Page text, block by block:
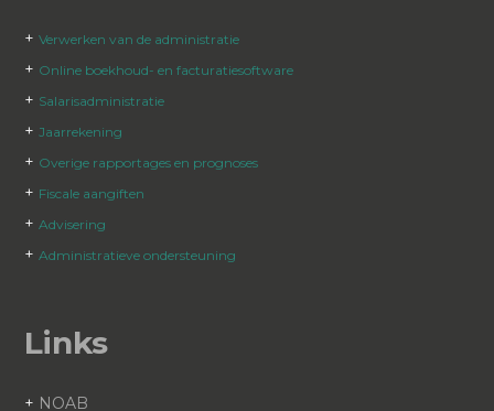
+Verwerken van de administratie
+ Online boekhoud- en facturatiesoftware
+ Salarisadministratie
+Jaarrekening
+ Overige rapportages en prognoses
+ Fiscale aangiften
+Advisering
+Administratieve ondersteuning
Links
+ NOAB